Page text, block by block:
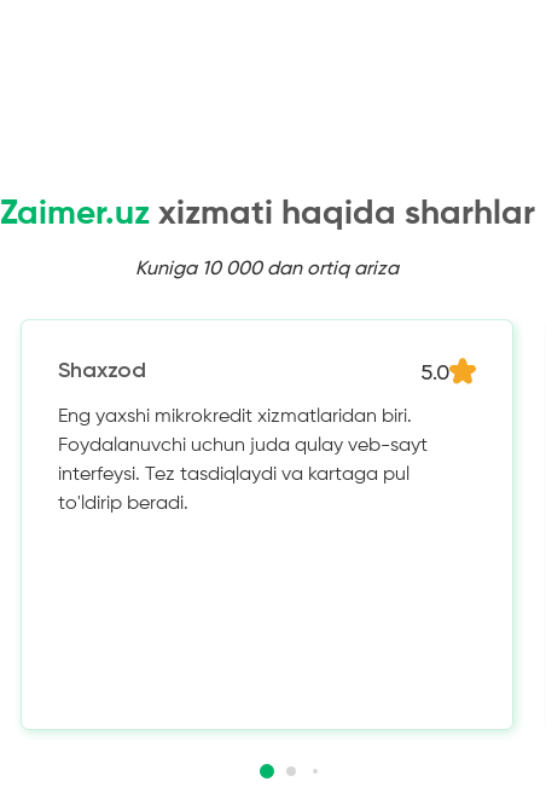
Zaimer.uzxizmati haqida sharhlar
Kuniga 10 000 dan ortiq ariza
Shaxzod 5.0
Eng yaxshi mikrokredit xizmatlaridan biri.
Foydalanuvchi uchun juda qulay veb-sayt
interfeysi. Tez tasdiqlaydi va kartaga pul
to'ldirip beradi.